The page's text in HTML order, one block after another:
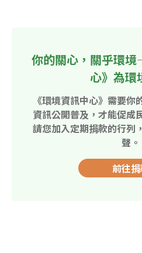
你的關心，關乎環
心》為環
《環境資訊中心》需要你
資訊公開普及，才能促成
請您加入定期捐款的行列
聲。
前往